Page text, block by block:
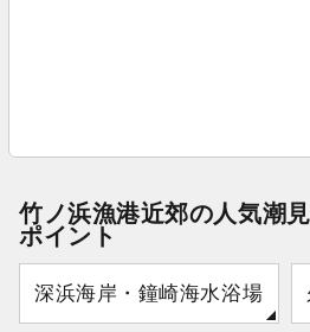
竹ノ浜漁港近郊の人気潮
ポイント
深浜海岸・鐘崎海水浴場